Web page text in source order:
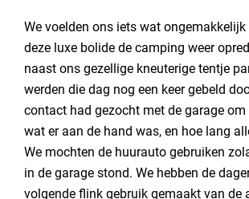
We voelden ons iets wat ongemakkelijk
deze luxe bolide de camping weer
naast ons gezellige kneuterige tentje
werden die dag nog een keer gebeld
contact had gezocht met de garage om
wat er aan de hand was, en hoe lang
We mochten de huurauto gebruiken
in de garage stond. We hebben de
volgende flink gebruik gemaakt van de